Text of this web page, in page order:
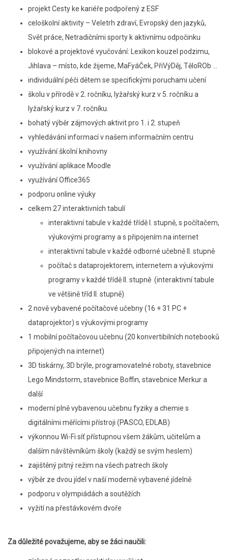
projekt Cesty ke kariéře podpořený z ESF
celoškolní aktivity – Veletrh zdraví, Evropský den jazyků,
Svět práce, Netradičními sporty k aktivnímu odpočinku
blokové a projektové vyučování: Lexikon kouzel podzimu,
Jihlava – místo, kde žijeme, MaFyáČek, PřiVýDěj, TěloROb …
individuální péči dětem se specifickými poruchami učení
školu v přírodě v 2. ročníku, lyžařský kurz v 5. ročníku a
lyžařský kurz v 7. ročníku.
bohatý výběr zájmových aktivit pro 1. i 2. stupeň
vyhledávání informací v našem informačním centru
využívání školní knihovny
využívání aplikace Moodle
využívání Office365
podporu online výuky
celkem 27 interaktivních tabulí
interaktivní tabule v každé třídě I. stupně, s počítačem,
výukovými programy a s připojením na internet
interaktivní tabule v každé odborné učebně II. stupně
počítač s dataprojektorem, internetem a výukovými
programy v každé třídě II. stupně (interaktivní tabule
ve většině tříd II. stupně)
2 nově vybavené počítačové učebny (16 + 31 PC +
dataprojektor) s výukovými programy
1 mobilní počítačovou učebnu (20 konvertibilních notebooků
připojených na internet)
3D tiskárny, 3D brýle, programovatelné roboty, stavebnice
Lego Mindstorm, stavebnice Boffin, stavebnice Merkur a
další
moderní plně vybavenou učebnu fyziky a chemie s
digitálními měřícími přístroji (PASCO, EDLAB)
výkonnou Wi-Fi síť přístupnou všem žákům, učitelům a
dalším návštěvníkům školy (každý se svým heslem)
zajištěný pitný režim na všech patrech školy
výběr ze dvou jídel v naší moderně vybavené jídelně
podporu v olympiádách a soutěžích
vyžití na přestávkovém dvoře
Za důležité považujeme, aby se žáci naučili: